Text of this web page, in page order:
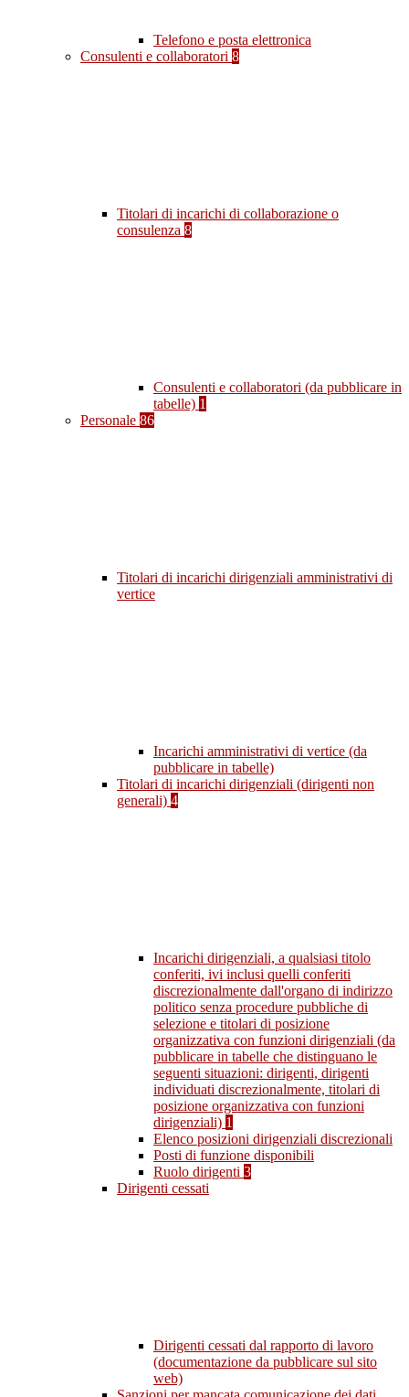
Telefono e posta elettronica
Consulenti e collaboratori 8
Titolari di incarichi di collaborazione o
consulenza 8
Consulenti e collaboratori (da pubblicare in
tabelle) 1
Personale 86
Titolari di incarichi dirigenziali amministrativi di
vertice
Incarichi amministrativi di vertice (da
pubblicare in tabelle)
Titolari di incarichi dirigenziali (dirigenti non
generali) 4
Incarichi dirigenziali, a qualsiasi titolo
conferiti, ivi inclusi quelli conferiti
discrezionalmente dall'organo di indirizzo
politico senza procedure pubbliche di
selezione e titolari di posizione
organizzativa con funzioni dirigenziali (da
pubblicare in tabelle che distinguano le
seguenti situazioni: dirigenti, dirigenti
individuati discrezionalmente, titolari di
posizione organizzativa con funzioni
dirigenziali) 1
Elenco posizioni dirigenziali discrezionali
Posti di funzione disponibili
Ruolo dirigenti 3
Dirigenti cessati
Dirigenti cessati dal rapporto di lavoro
(documentazione da pubblicare sul sito
web)